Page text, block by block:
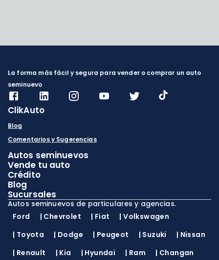
La forma más fácil y segura para vender o comprar un auto
seminuevo
ClikAuto
Blog
Comentarios y Sugerencias
Autos seminuevos
Vende tu auto
Crédito
Blog
Sucursales
Autos seminuevos de particulares y agencias.
Ford
| Chevrolet | Fiat |Volkswagen
| Toyota | Dodge | Peugeot | Suzuki | Nissan
| Renault | Kia | Hyundai | Ram | Changan